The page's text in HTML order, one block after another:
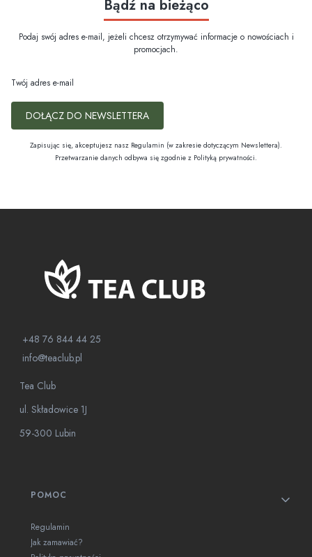
Bądź na bieżąco
Podaj swój adres e-mail, jeżeli chcesz otrzymywać informacje o nowościach i
promocjach.
Twój adres e-mail
DOŁĄCZ DO NEWSLETTERA
Zapisując się, akceptujesz nasz Regulamin (w zakresie dotyczącym Newslettera).
Przetwarzanie danych odbywa się zgodnie z Polityką prywatności.
+48 76 844 44 25
info@teaclub.pl
Tea Club
ul. Składowice 1J
59-300 Lubin
Linki w stopce
POMOC
Regulamin
Jak zamawiać?